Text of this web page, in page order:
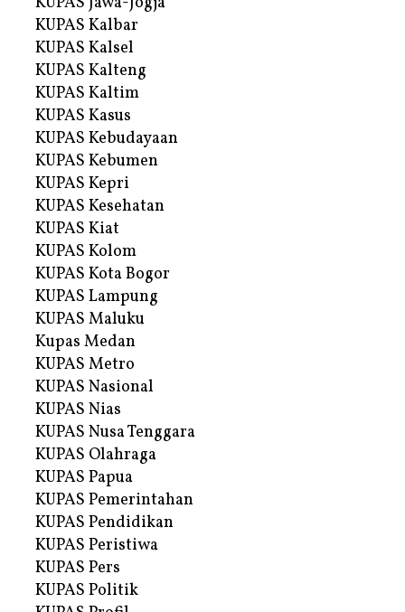
KUPAS Kalbar
KUPAS Kalsel
KUPAS Kalteng
KUPAS Kaltim
KUPAS Kasus
KUPAS Kebudayaan
KUPAS Kebumen
KUPAS Kepri
KUPAS Kesehatan
KUPAS Kiat
KUPAS Kolom
KUPAS Kota Bogor
KUPAS Lampung
KUPAS Maluku
Kupas Medan
KUPAS Metro
KUPAS Nasional
KUPAS Nias
KUPAS Nusa Tenggara
KUPAS Olahraga
KUPAS Papua
KUPAS Pemerintahan
KUPAS Pendidikan
KUPAS Peristiwa
KUPAS Pers
KUPAS Politik